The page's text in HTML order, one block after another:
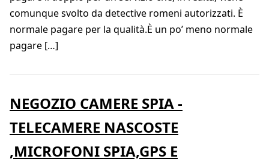
comunque svolto da detective romeni autorizzati. È
normale pagare per la qualità.È un po’ meno normale
pagare […]
NEGOZIO CAMERE SPIA -
TELECAMERE NASCOSTE
,MICROFONI SPIA,GPS E